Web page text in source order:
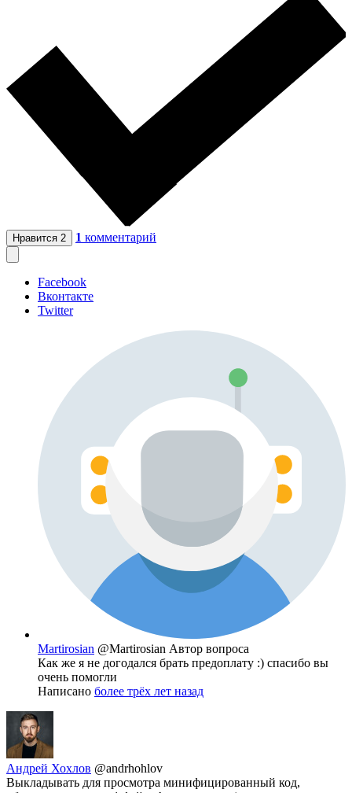
Нравится 2 1 комментарий
Facebook
Вконтакте
Twitter
Martirosian @Martirosian Автор вопроса
Как же я не догодался брать предоплату :) спасибо вы
очень помогли
Написано более трёх лет назад
Андрей Хохлов @andrhohlov
Выкладывать для просмотра минифицированный код,